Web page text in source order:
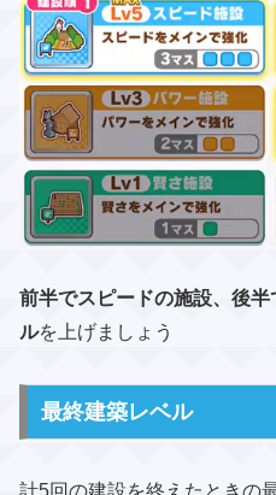
前半でスピードの施設、後
ルを上げましょう
最終建築レベル
計5回の建設を終えたときの